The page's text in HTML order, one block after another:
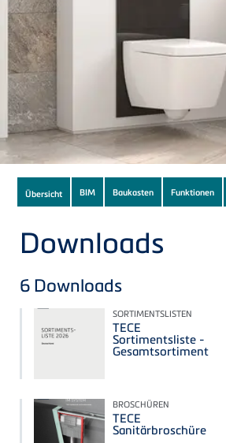
Subnavigation
of
current
Product
Übersicht BIM Baukasten Funktionen
Downloads
6 Downloads
SORTIMENTSLISTEN
TECE
Sortimentsliste -
Gesamtsortiment
BROSCHÜREN
TECE
Sanitärbroschüre